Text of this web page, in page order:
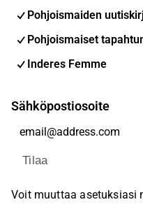
Pohjoismaiden
Pohjoismaiset
Inderes Femme
Sähköpostiosoite
Tilaa
Voit muuttaa asetuksiasi